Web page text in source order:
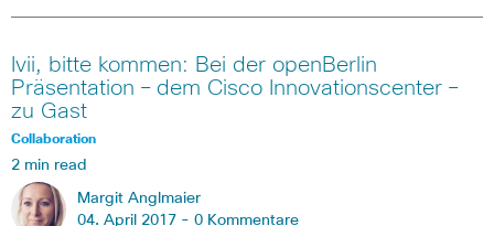
Ivii, bitte kommen: Bei der openBerlin
Präsentation – dem Cisco Innovationscenter –
zu Gast
Collaboration
2 min read
Margit Anglmaier
04. April 2017 - 0 Kommentare